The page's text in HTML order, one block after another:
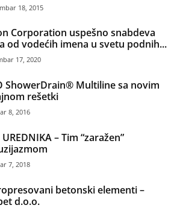
18, 2015
Corporation uspešno snabdeva
od vodećih imena u svetu podnih...
17, 2020
ShowerDrain® Multiline sa novim
rešetki
8, 2016
UREDNIKA – Tim “zaražen”
7, 2018
betonski elementi –
d.o.o.